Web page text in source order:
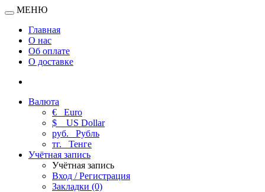
МЕНЮ
Главная
О нас
Об оплате
О доставке
Валюта
€ Euro
$
US Dollar
руб. Рубль
тг. Тенге
Учётная запись
Учётная запись
Вход / Регистрация
Закладки (0)